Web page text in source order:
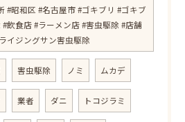
#昭和区 #名古屋市 #ゴキブリ #ゴキブ
#飲食店 #ラーメン店 #害虫駆除 #店舗
イジングサン害虫駆除
害虫駆除 ノミ ムカデ
業者 ダニ トコジラミ